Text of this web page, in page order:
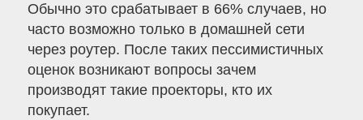
Обычно это срабатывает в 66% случаев, но
часто возможно только в домашней сети
через роутер. После таких пессимистичных
оценок возникают вопросы зачем
производят такие проекторы, кто их
покупает.